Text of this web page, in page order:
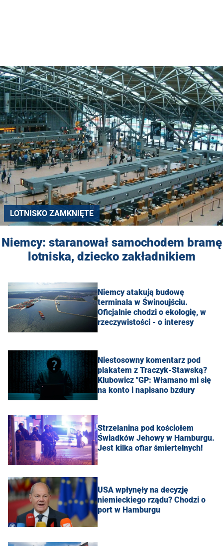
LOTNISKO ZAMKNIĘTE
Niemcy: staranował samochodem bramę
lotniska, dziecko zakładnikiem
Niemcy atakują budowę
terminala w Świnoujściu.
Oficjalnie chodzi o ekologię, w
rzeczywistości - o interesy
Niestosowny komentarz pod
plakatem z Traczyk-Stawską?
Klubowicz "GP: Włamano mi się
na konto i napisano bzdury
Strzelanina pod kościołem
Świadków Jehowy w Hamburgu.
Jest kilka ofiar śmiertelnych!
USA wpłynęły na decyzję
niemieckiego rządu? Chodzi o
port w Hamburgu